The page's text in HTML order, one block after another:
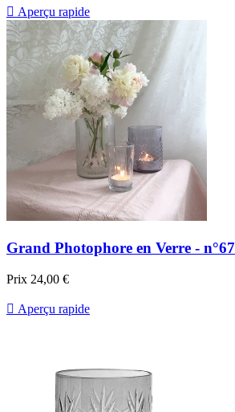
 Aperçu rapide
Grand Photophore en Verre - n°67
Prix 24,00 €
 Aperçu rapide